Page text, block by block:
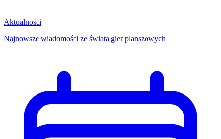
Aktualności
Najnowsze wiadomości ze świata gier planszowych